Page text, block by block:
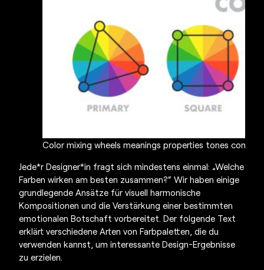
Color mixing wheels meanings properties tones
Jede*r Designer*in fragt sich mindestens einmal: „Welche
Farben wirken am besten zusammen?“ Wir haben einige
grundlegende Ansätze für visuell harmonische
Kompositionen und die Verstärkung einer bestimmten
emotionalen Botschaft vorbereitet. Der folgende Text
erklärt verschiedene Arten von Farbpaletten, die du
verwenden kannst, um interessante Design-Ergebnisse
zu erzielen.